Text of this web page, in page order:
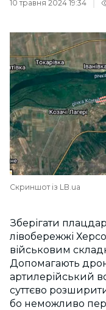
10 травня 2024 19:34
Скриншот із LB.ua
Зберігати
лівобережжі
військовим
Допомагають
артилерійський
суттєво
бо неможливо